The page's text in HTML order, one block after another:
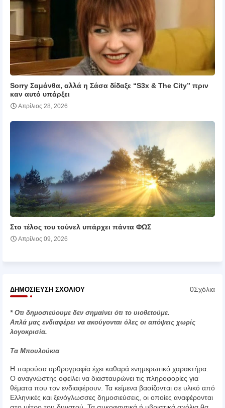
Sorry Σαμάνθα, αλλά η Σάσα δίδαξε “S3x & The City” πριν
καν αυτό υπάρξει
Απρίλιος 28, 2026
Στο τέλος του τούνελ υπάρχει πάντα ΦΩΣ
Απρίλιος 09, 2026
ΔΗΜΟΣΊΕΥΣΗ ΣΧΟΛΊΟΥ 0Σχόλια
* Οτι δημοσιεύουμε δεν σημαίνει ότι το υιοθετούμε.
Απλά μας ενδιαφέρει να ακούγονται όλες οι απόψεις χωρίς
λογοκρισία.
Τα Μπουλούκια
Η παρούσα αρθρογραφία έχει καθαρά ενημερωτικό χαρακτήρα.
Ο αναγνώστης οφείλει να διασταυρώνει τις πληροφορίες για
θέματα που τον ενδιαφέρουν. Τα κείμενα βασίζονται σε υλικό από
Ελληνικές και ξενόγλωσσες δημοσιεύσεις, οι οποίες αναφέρονται